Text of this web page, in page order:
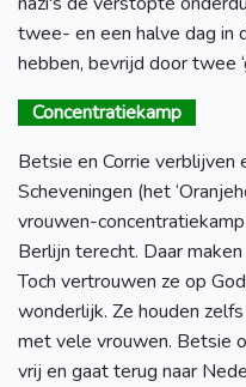
twee- en een halve dag in
hebben, bevrijd door twee
Concentratiekamp
Betsie en Corrie verblijven
Scheveningen (het
vrouwen-
Berlijn terecht. Daar
Toch vertrouwen ze op
wonderlijk. Ze houden
met vele vrouwen. Betsie
vrij en gaat terug naar